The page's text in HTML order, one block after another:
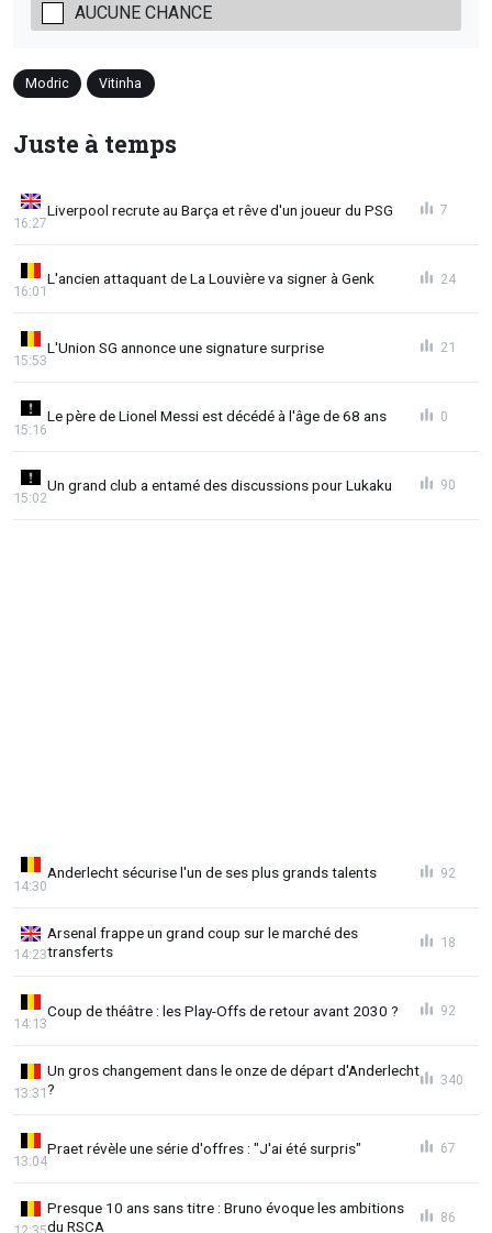
AUCUNE CHANCE
Modric Vitinha
Juste à temps
Liverpool recrute au Barça et rêve d'un joueur du PSG
16:27
7
L'ancien attaquant de La Louvière va signer à Genk
16:01
24
L'Union SG annonce une signature surprise
15:53
21
Le père de Lionel Messi est décédé à l'âge de 68 ans
15:16
0
Un grand club a entamé des discussions pour Lukaku
15:02
90
Anderlecht sécurise l'un de ses plus grands talents
14:30
92
Arsenal frappe un grand coup sur le marché des
transferts
14:23
18
Coup de théâtre : les Play-Offs de retour avant 2030 ?
14:13
92
Un gros changement dans le onze de départ d'Anderlecht
?
13:31
340
Praet révèle une série d'offres : "J'ai été surpris"
13:04
67
Presque 10 ans sans titre : Bruno évoque les ambitions
du RSCA
86